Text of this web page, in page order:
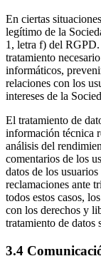
En ciertas
legítimo de la
1, letra f) del RGPD.
tratamiento
informáticos,
relaciones con los
intereses de la
El tratamiento de
información técnica
análisis del
comentarios de los
datos de los
reclamaciones ante
todos estos casos,
con los derechos y
tratamiento de datos
3.4